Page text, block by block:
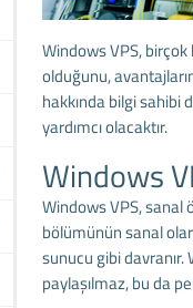
Windows VPS, birçok
olduğunu,
hakkında bilgi sahibi
yardımcı olacaktır.
Windows
Windows VPS, sanal
bölümünün sanal
sunucu gibi davranır.
paylaşılmaz, bu da